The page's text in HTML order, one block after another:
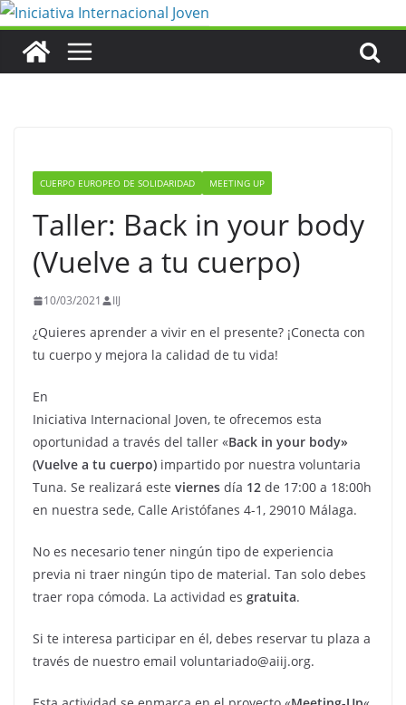
Saltar
contenido
CUERPO EUROPEO DE SOLIDARIDAD MEETING UP
Taller: Back in your body
(Vuelve a tu cuerpo)
10/03/2021 IIJ
¿Quieres aprender a vivir en el presente? ¡Conecta con
tu cuerpo y mejora la calidad de tu vida!
En
Iniciativa Internacional Joven, te ofrecemos esta
oportunidad a través del taller «Back in your body»
(Vuelve a tu cuerpo) impartido por nuestra voluntaria
Tuna. Se realizará este viernes día 12 de 17:00 a 18:00h
en nuestra sede, Calle Aristófanes 4-1, 29010 Málaga.
No es necesario tener ningún tipo de experiencia
previa ni traer ningún tipo de material. Tan solo debes
traer ropa cómoda. La actividad es gratuita.
Si te interesa participar en él, debes reservar tu plaza a
través de nuestro email voluntariado@aiij.org.